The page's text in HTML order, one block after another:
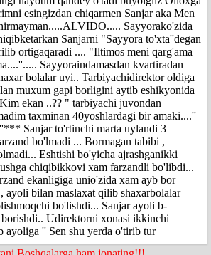
esingizdan chiqarmen Sanjar aka Men
Sayyorako'zida
Sanjarni "Sayyora to'xta''degan
ortigaqaradi .... "Iltimos meni qarg'ama
Sayyoraindamasdan kvartiradan
bolalar uyi.. Tarbiyachidirektor oldiga
muxum gapi borligini aytib eshikyonida
ekan ..?? " tarbiyachi juvondan
taxminan 40yoshlardagi bir amaki....''
Sanjar to'rtinchi marta uylandi 3
bo'lmadi ... Bormagan tabibi ,
Eshtishi bo'yicha ajrashganikki
chiqibikkovi xam farzandli bo'libdi...
ekanligiga unio'zida xam ayb bor
ayoli bilan maslaxat qilib shaxarbolalar
bo'lishdi... Sanjar ayoli b-
Udirektorni xonasi ikkinchi
ayoliga '' Sen shu yerda o'tirib tur